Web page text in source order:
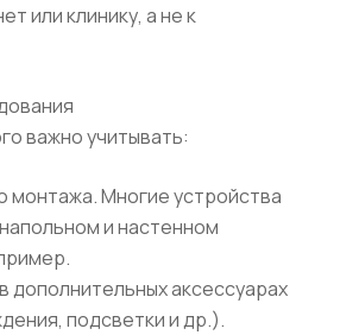
или клинику, а не к
важно учитывать:
монтажа. Многие устройства
и настенном
дополнительных аксессуарах
подсветки и др.).